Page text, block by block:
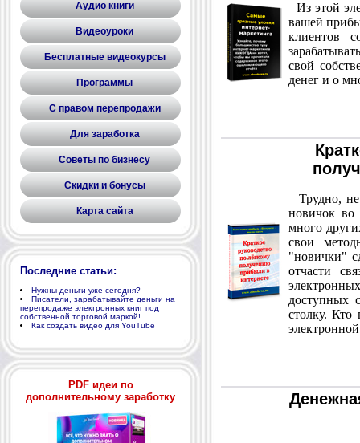
Аудио книги
Видеоуроки
Бесплатные видеокурсы
Программы
С правом перепродажи
Для заработка
Советы по бизнесу
Скидки и бонусы
Карта сайта
Последние статьи:
Нужны деньги уже сегодня?
Писатели, зарабатывайте деньги на
перепродаже электронных книг под
собственной торговой маркой!
Как создать видео для YouTube
PDF идеи по
дополнительному заработку
Из этой
вашей
клиентов
свой
денег и о
Трудно, не
новичок во
много
свои
"новички"
отчасти
доступных
столку. Кто